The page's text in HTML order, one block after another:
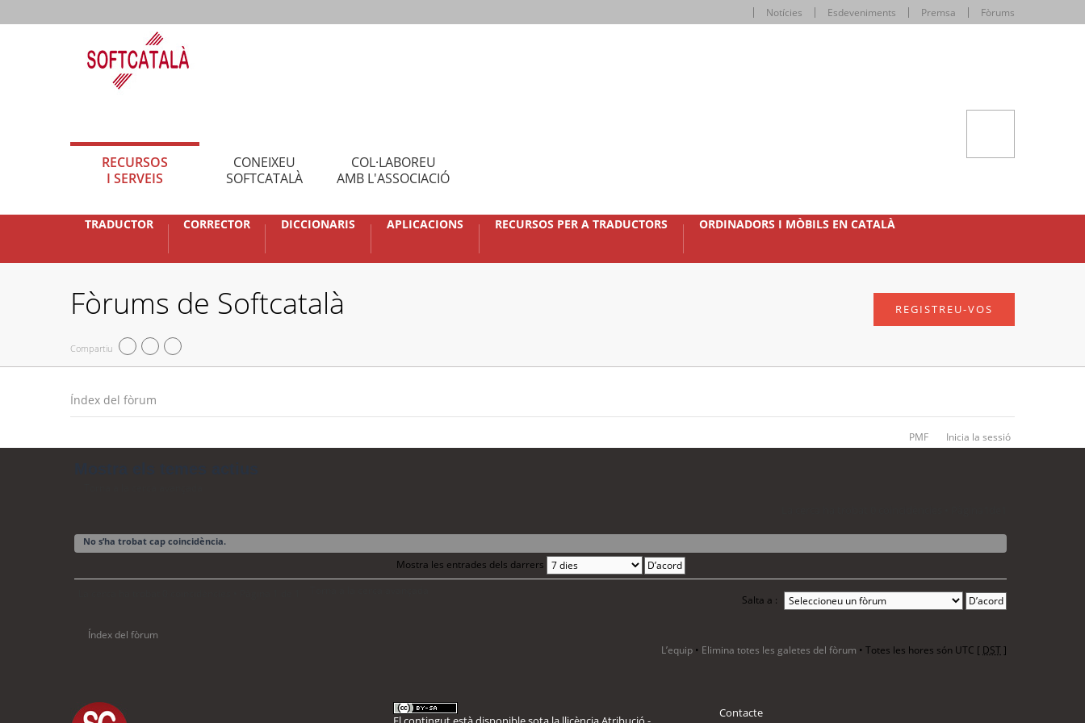
Notícies Esdeveniments Premsa Fòrums
RECURSOS
I SERVEIS
CONEIXEU
SOFTCATALÀ
COL·LABOREU
AMB L'ASSOCIACIÓ
TRADUCTOR CORRECTOR DICCIONARIS APLICACIONS RECURSOS PER A TRADUCTORS ORDINADORS I MÒBILS EN CATALÀ
Fòrums de Softcatalà
Compartiu
REGISTREU-VOS
Índex del fòrum
PMF Inicia la sessió
No s’ha trobat cap coincidència.
Mostra les entrades dels darrers
Salta a :
Índex del fòrum
L’equip • Elimina totes les galetes del fòrum • Totes les hores són UTC [ DST]
Contacte